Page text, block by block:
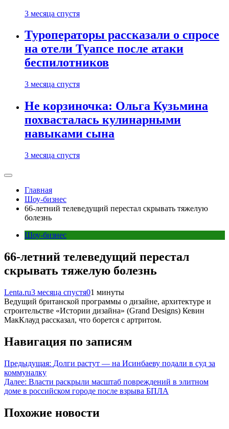
3 месяца спустя
Туроператоры рассказали о спросе
на отели Туапсе после атаки
беспилотников
3 месяца спустя
Не корзиночка: Ольга Кузьмина
похвасталась кулинарными
навыками сына
3 месяца спустя
Главная
Шоу-бизнес
66-летний телеведущий перестал скрывать тяжелую
болезнь
Шоу-бизнес
66-летний телеведущий перестал
скрывать тяжелую болезнь
Lenta.ru3 месяца спустя01 минуты
Ведущий британской программы о дизайне, архитектуре и
строительстве «Истории дизайна» (Grand Designs) Кевин
МакКлауд рассказал, что борется с артритом.
Навигация по записям
Предыдущая: Долги растут — на Исинбаеву подали в суд за
коммуналку
Далее: Власти раскрыли масштаб повреждений в элитном
доме в российском городе после взрыва БПЛА
Похожие новости